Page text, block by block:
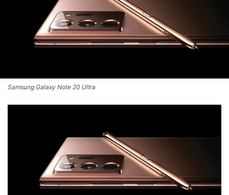
Samsung Galaxy Note 20 Ultra